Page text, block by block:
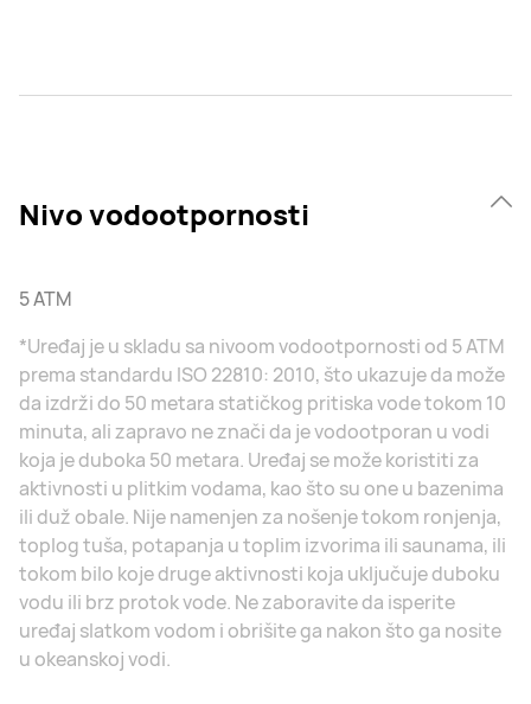
Nivo vodootpornosti
5 ATM
*Uređaj je u skladu sa nivoom vodootpornosti od 5 ATM
prema standardu ISO 22810: 2010, što ukazuje da može
da izdrži do 50 metara statičkog pritiska vode tokom 10
minuta, ali zapravo ne znači da je vodootporan u vodi
koja je duboka 50 metara. Uređaj se može koristiti za
aktivnosti u plitkim vodama, kao što su one u bazenima
ili duž obale. Nije namenjen za nošenje tokom ronjenja,
toplog tuša, potapanja u toplim izvorima ili saunama, ili
tokom bilo koje druge aktivnosti koja uključuje duboku
vodu ili brz protok vode. Ne zaboravite da isperite
uređaj slatkom vodom i obrišite ga nakon što ga nosite
u okeanskoj vodi.